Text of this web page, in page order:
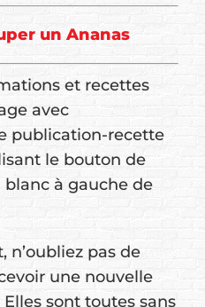
un Ananas
et recettes
avec
publication-recette
le bouton de
à gauche de
n’oubliez pas de
une nouvelle
sont toutes sans